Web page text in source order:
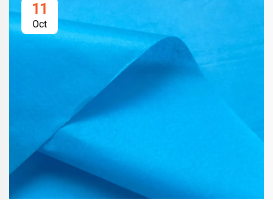
11
Oct